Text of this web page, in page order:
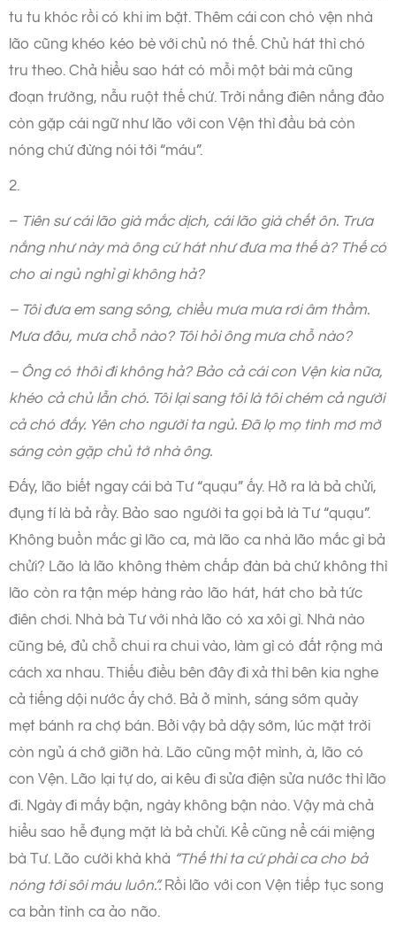
tu tu khóc rồi có khi im bặt. Thêm cái con chó vện nhà
lão cũng khéo kéo bè với chủ nó thế. Chủ hát thì chó
tru theo. Chả hiểu sao hát có mỗi một bài mà cũng
đoạn trường, nẫu ruột thế chứ. Trời nắng điên nắng đảo
còn gặp cái ngữ như lão với con Vện thì đầu bà còn
nóng chứ đừng nói tới “máu”.
2.
– Tiên sư cái lão già mắc dịch, cái lão già chết ôn. Trưa
nắng như này mà ông cứ hát như đưa ma thế à? Thế có
cho ai ngủ nghỉ gì không hả?
– Tôi đưa em sang sông, chiều mưa mưa rơi âm thầm.
Mưa đâu, mưa chỗ nào? Tôi hỏi ông mưa chỗ nào?
– Ông có thôi đi không hả? Bảo cả cái con Vện kia nữa,
khéo cả chủ lẫn chó. Tôi lại sang tôi là tôi chém cả người
cả chó đấy. Yên cho người ta ngủ. Đã lọ mọ tinh mơ mờ
sáng còn gặp chủ tớ nhà ông.
Đấy, lão biết ngay cái bà Tư “quạu” ấy. Hở ra là bả chửi,
đụng tí là bả rầy. Bảo sao người ta gọi bả là Tư “quạu”.
Không buồn mắc gì lão ca, mà lão ca nhà lão mắc gì bả
chửi? Lão là lão không thèm chấp đàn bà chứ không thì
lão còn ra tận mép hàng rào lão hát, hát cho bả tức
điên chơi. Nhà bà Tư với nhà lão có xa xôi gì. Nhà nào
cũng bé, đủ chỗ chui ra chui vào, làm gì có đất rộng mà
cách xa nhau. Thiếu điều bên đây đi xả thì bên kia nghe
cả tiếng dội nước ấy chớ. Bả ở mình, sáng sớm quảy
mẹt bánh ra chợ bán. Bởi vậy bả dậy sớm, lúc mặt trời
còn ngủ á chớ giỡn hà. Lão cũng một mình, à, lão có
con Vện. Lão lại tự do, ai kêu đi sửa điện sửa nước thì lão
đi. Ngày đi mấy bận, ngày không bận nào. Vậy mà chả
hiểu sao hễ đụng mặt là bả chửi. Kể cũng nể cái miệng
bà Tư. Lão cười khà khà “Thế thì ta cứ phải ca cho bả
nóng tới sôi máu luôn.”.Rồi lão với con Vện tiếp tục song
ca bản tình ca ảo não.